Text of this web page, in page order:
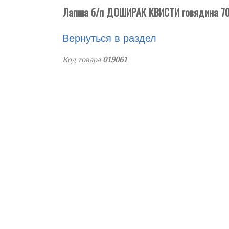
Лапша б/п ДОШИРАК КВИСТИ говядина
Вернуться в раздел
Код товара 019061